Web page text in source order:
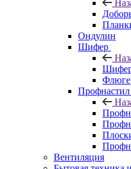
Ондулин
Шифер
Вентиляция